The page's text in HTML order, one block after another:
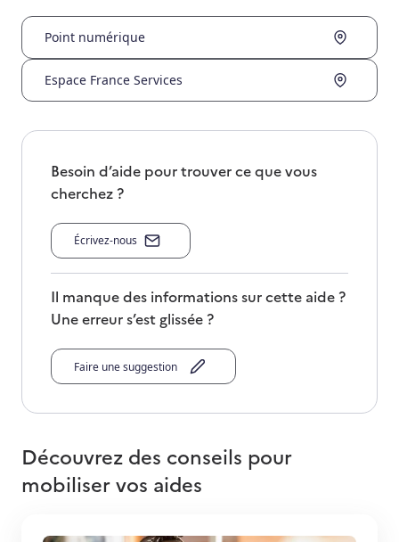
Point numérique
Espace France Services
Besoin d’aide pour trouver ce que vous
cherchez ?
Écrivez-nous
Il manque des informations sur cette aide ?
Une erreur s’est glissée ?
Faire une suggestion
Découvrez des conseils pour
mobiliser vos aides